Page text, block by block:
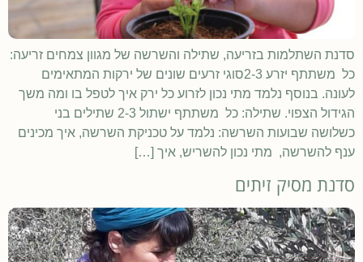
סדנת השתלמות בזריעה, שתילה והשרשה של מגוון צמחים זריעה:
כל משתתף יזרע 2-3סוגי זרעים שונים של ירקות המתאימים
לעונה. בנוסף נלמד מתי נכון לזרוע כל ירק איך לטפל בו ומה משך
הגידול הצפוי. שתילה: כל משתתף ישתול 2-3 שתילים בני
כשלושה שבועות השרשה: נלמד על טכניקת השרשה, איך מכינים
ענף להשרשה, מתי נכון להשריש, איך […]
סדנת מסיק זיתים